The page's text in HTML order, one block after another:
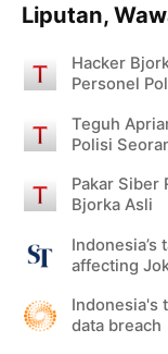
Liputan,
Hacker
Personel
Teguh
Polisi
Pakar Siber
Bjorka Asli
affecting
Indonesia's
data breach